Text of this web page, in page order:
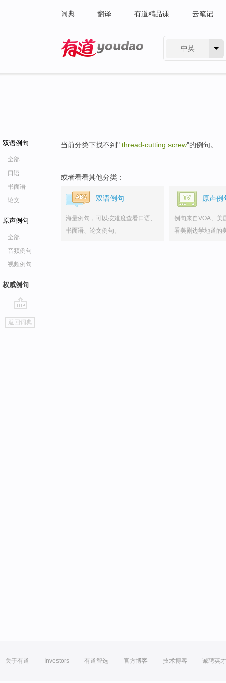
词典 翻译 有道精品课 云笔记
中英
双语例句
全部
口语
书面语
论文
原声例句
全部
音频例句
视频例句
权威例句
go
top
返回词典
当前分类下找不到" thread-cutting screw"的例句。
或者看看其他分类：
双语例句
海量例句，可以按难度查看口语、
书面语、论文例句。
原声例
例句来自VOA、美
看美剧边学地道的
关于有道 Investors 有道智选 官方博客 技术博客 诚聘英才